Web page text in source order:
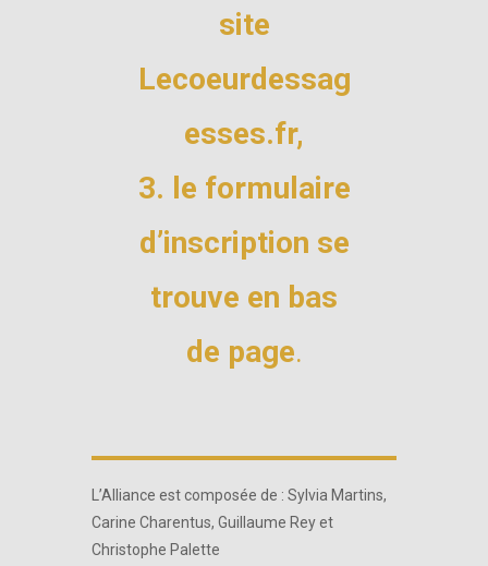
site
Lecoeurdessag
esses.fr,
3. le formulaire
d’inscription se
trouve en bas
de page.
L’Alliance est composée de : Sylvia Martins,
Carine Charentus, Guillaume Rey et
Christophe Palette